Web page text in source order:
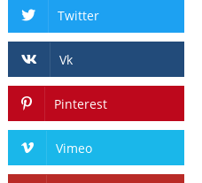
Twitter
Vk
Pinterest
Vimeo